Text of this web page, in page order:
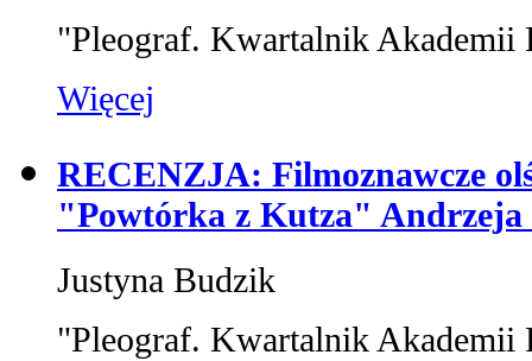
"Pleograf. Kwartalnik Akademii
Więcej
RECENZJA: Filmoznawcze
"Powtórka z Kutza" Andrzeja
Justyna Budzik
"Pleograf. Kwartalnik Akademii